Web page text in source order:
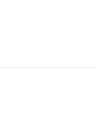
uma exploração
de uso reais do
ser aplicada